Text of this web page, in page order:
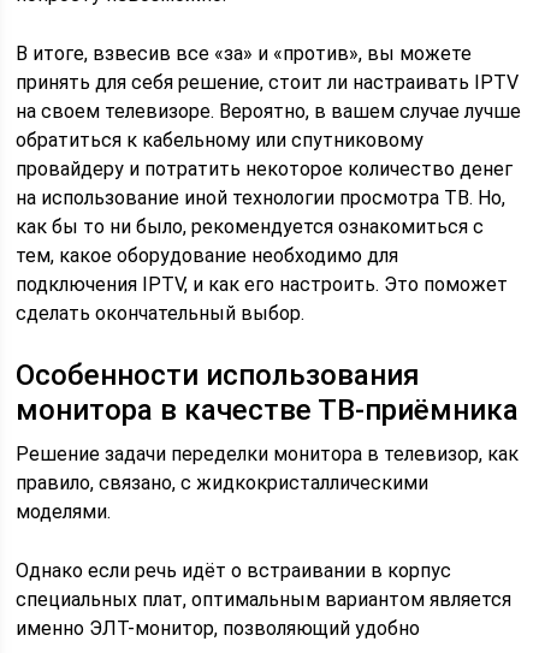
В итоге, взвесив все «за» и «против», вы можете
принять для себя решение, стоит ли настраивать IPTV
на своем телевизоре. Вероятно, в вашем случае лучше
обратиться к кабельному или спутниковому
провайдеру и потратить некоторое количество денег
на использование иной технологии просмотра ТВ. Но,
как бы то ни было, рекомендуется ознакомиться с
тем, какое оборудование необходимо для
подключения IPTV, и как его настроить. Это поможет
сделать окончательный выбор.
Особенности использования
монитора в качестве ТВ-приёмника
Решение задачи переделки монитора в телевизор, как
правило, связано, с жидкокристаллическими
моделями.
Однако если речь идёт о встраивании в корпус
специальных плат, оптимальным вариантом является
именно ЭЛТ-монитор, позволяющий удобно